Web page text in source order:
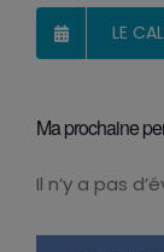
LE
Ma prochaine
Notice
Il n’y a pas